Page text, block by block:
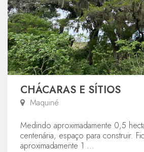
CHÁCARAS E SÍTIOS
Maquiné
Medindo aproximadamente 0,5
centenária, espaço para construir.
aproximadamente 1 ...